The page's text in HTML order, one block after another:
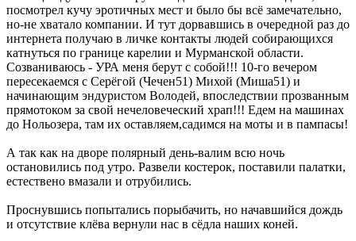
посмотрел кучу эротичных мест и было бы всё замечательно,
но-не хватало компании. И тут дорвавшись в очередной раз до
интернета получаю в личке контакты людей собирающихся
катнуться по границе карелии и Мурманской области.
Созваниваюсь - УРА меня берут с собой!!! 10-го вечером
пересекаемся с Серёгой (Чечен51) Михой (Миша51) и
начинающим эндуристом Володей, впоследствии прозванным
прямотоком за свой нечеловеческий храп!!! Едем на машинах
до Нольозера, там их оставляем,садимся на моты и в пампасы!
А так как на дворе полярный день-валим всю ночь
остановились под утро. Развели костерок, поставили палатки,
естествено вмазали и отрубились.
Проснувшись попытались порыбачить, но начавшийся дождь
и отсутствие клёва вернули нас в сёдла наших коней.